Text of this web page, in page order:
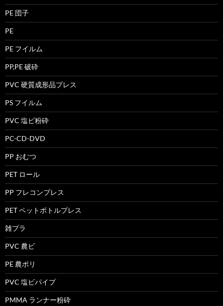
PE 団子
PE
PE フイルム
PP,PE 破砕
PVC 硬質成形品プレス
PS フイルム
PVC 塩ビ粉砕
PC-CD-DVD
PP おむつ
PET ロール
PP フレコンプレス
PET ペットボトルプレス
雑プラ
PVC 農ビ
PE 農ポリ
PVC 塩ビパイプ
PMMA ランナー粉砕